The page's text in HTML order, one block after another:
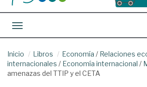
Toggle navigation
Inicio Libros Economía / Relaciones
internacionales / Economía internacional /
amenazas del TTIP y el CETA